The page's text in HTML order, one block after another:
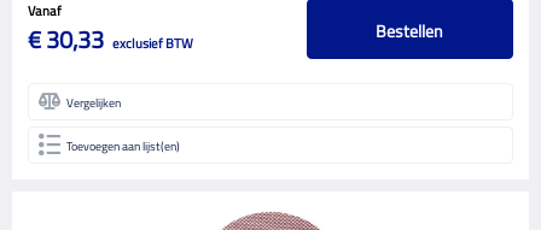
Vanaf
€ 30,33 exclusief BTW Bestellen
Vergelijken
Toevoegen aan lijst(en)